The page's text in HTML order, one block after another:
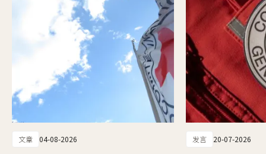
文章 04-08-2026 发言 20-07-2026